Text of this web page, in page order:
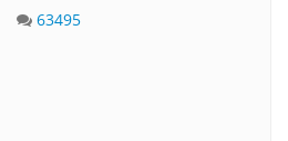
63495